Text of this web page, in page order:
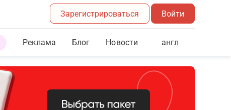
Зарегистрироваться Войти
Реклама Блог Новости англ